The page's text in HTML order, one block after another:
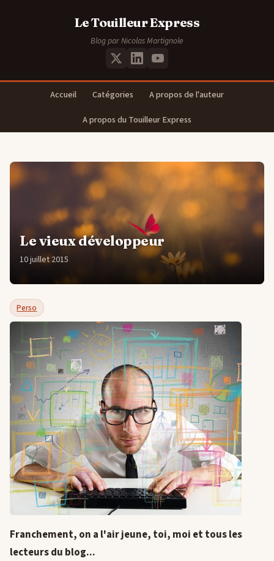
Le Touilleur Express
Blog par Nicolas Martignole
Accueil Catégories
A propos de l'auteur
A propos du Touilleur Express
Le vieux développeur
10 juillet 2015
Perso
Franchement, on a l'air jeune, toi, moi et tous les
lecteurs du blog...